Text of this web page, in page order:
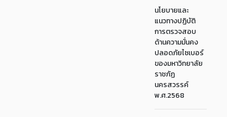
นโยบายและ
แนวทางปฏิบัติ
การตรวจสอบ
ด้านความมั่นคง
ปลอดภัยไซเบอร์
ของมหาวิทยาลัย
ราชภัฏ
นครสวรรค์
พ.ศ.2568